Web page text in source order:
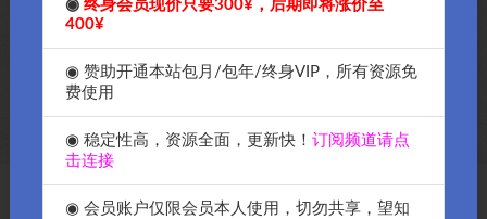
企业微信第三方企微魔盒创业版
系统私有化部署源码-OK源码中
国资源网
Copyright © 2018-2026 OK源码中国资源网 -All rights reserved|
◉终身会员现价只要300¥，后期即将涨价至
400¥
◉ 赞助开通本站包月/包年/终身VIP，所有资源免
费使用
◉ 稳定性高，资源全面，更新快！订阅频道请点
击连接
◉ 会员账户仅限会员本人使用，切勿共享，望知